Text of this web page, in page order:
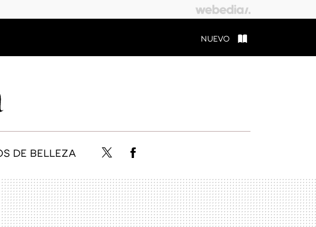
NUEVO
DE BELLEZA Twitter